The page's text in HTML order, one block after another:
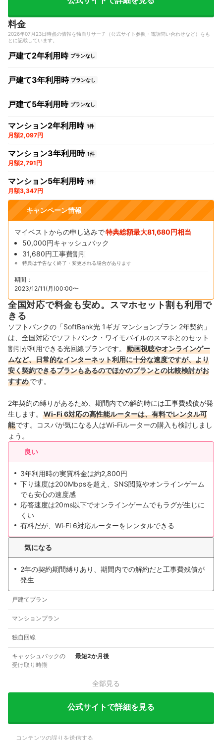
料金
2026年07月23日時点の情報を独自リサーチ（公式サイト参照・電話問い合わせなど）をも
とに記載しています。
戸建て2年利用時 プランなし
戸建て3年利用時 プランなし
戸建て5年利用時 プランなし
マンション2年利用時 1件
月額2,097円
マンション3年利用時 1件
月額2,791円
マンション5年利用時 1件
月額3,347円
キャンペーン情報
マイベストからの申し込みで特典総額最大81,680円相当
50,000円キャッシュバック
31,680円工事費割引
特典は予告なく終了・変更される場合があります
期間：
2023/12/11(月)00:00〜
全国対応で料金も安め。スマホセット割も利用で
きる
ソフトバンクの「SoftBank光 1ギガ マンションプラン 2年契約」
は、全国対応でソフトバンク・ワイモバイルのスマホとのセット
割引が利用できる光回線プランです。
動画視聴やオンラインゲー
ムなど、日常的なインターネット利用に十分な速度ですが、より
安く契約できるプランもあるのでほかのプランとの比較検討がお
すすめです。
2年契約の縛りがあるため、期間内での解約時には工事費残債が発
生します。
Wi-Fi 6対応の高性能ルーターは、有料でレンタル可
能です。コスパが気になる人はWi-Fiルーターの購入も検討しまし
ょう。
良い
3年利用時の実質料金は約2,800円
下り速度は200Mbpsを超え、SNS閲覧やオンラインゲーム
でも安心の速度感
応答速度は20ms以下でオンラインゲームでもラグが生じに
くい
有料だが、Wi‑Fi 6対応ルーターをレンタルできる
気になる
2年の契約期間縛りあり、期間内での解約だと工事費残債が
発生
戸建てプラン
マンションプラン
独自回線
キャッシュバックの
受け取り時期
最短2か月後
全部見る
公式サイトで詳細を見る
コンテンツの誤りを送信する